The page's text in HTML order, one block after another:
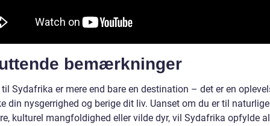
bemærkninger
til Sydafrika er mere end bare en destination – det er en
din nysgerrighed og berige dit liv. Uanset om du er til naturlige
kulturel mangfoldighed eller vilde dyr, vil Sydafrika opfylde